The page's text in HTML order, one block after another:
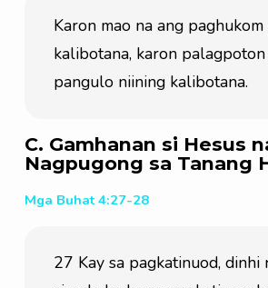
Karon mao na ang
kalibotana, karon
pangulo niining kalibotana.
C. Gamhanan si Hesus
Nagpugong sa Tanang
Mga Buhat 4:27-28
27 Kay sa pagkatinuod, dinhi